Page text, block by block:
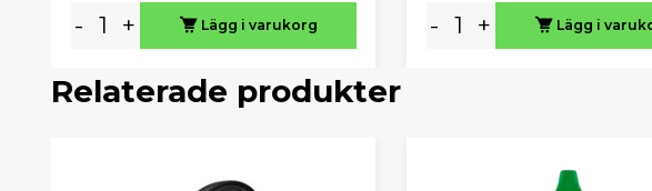
- + Lägg i varukorg - + Lägg i
Relaterade produkter